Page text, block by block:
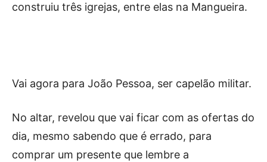
construiu três igrejas, entre elas na Mangueira.
Vai agora para João Pessoa, ser capelão militar.
No altar, revelou que vai ficar com as ofertas do
dia, mesmo sabendo que é errado, para
comprar um presente que lembre a